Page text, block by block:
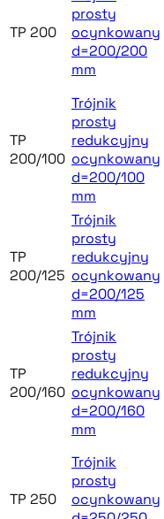
TP 200
prosty
ocynkowany
d=200/200
mm
TP
200/100
Trójnik
prosty
redukcyjny
ocynkowany
d=200/100
mm
TP
200/125
Trójnik
prosty
redukcyjny
ocynkowany
d=200/125
mm
TP
200/160
Trójnik
prosty
redukcyjny
ocynkowany
d=200/160
mm
TP 250
Trójnik
prosty
ocynkowany